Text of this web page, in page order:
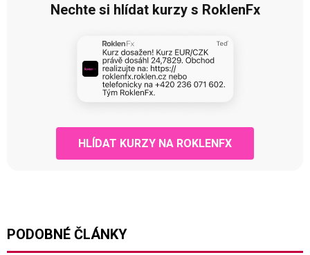
Nechte si hlídat kurzy s RoklenFx
HLÍDAT KURZY NA ROKLENFX
PODOBNÉ ČLÁNKY